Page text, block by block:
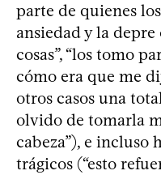
parte de quienes
ansiedad y la depre
cosas”, “los tomo
cómo era que me
otros casos una
olvido de tomarla
cabeza”), e incluso
trágicos (“esto